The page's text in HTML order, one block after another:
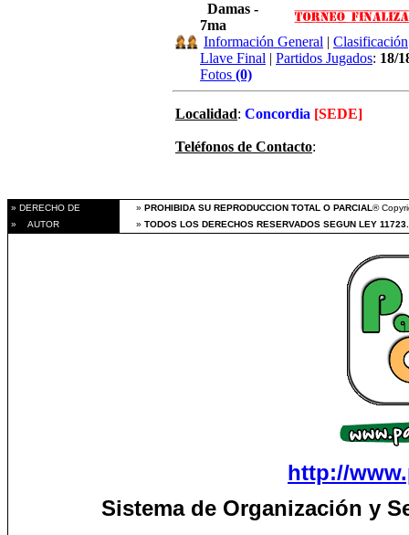
Damas -
7ma
Información General | Clasificación
Llave Final | Partidos Jugados: 18/
Fotos (0)
Localidad: Concordia [SEDE]
Teléfonos de Contacto:
» DERECHO DE » PROHIBIDA SU REPRODUCCION TOTAL O PARCIAL®
» AUTOR
» TODOS LOS DERECHOS RESERVADOS SEGUN LEY
http://
Sistema de Organización y